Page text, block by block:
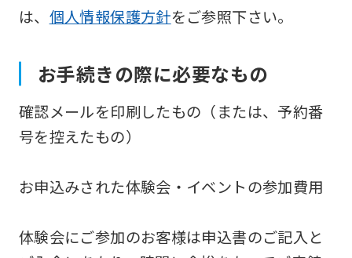
は、 個人情報保護方針をご参照下さい。
お手続きの際に必要なもの
確認メールを印刷したもの（または、予約番
号を控えたもの）
お申込みされた体験会・イベントの参加費用
体験会にご参加のお客様は申込書のご記入と